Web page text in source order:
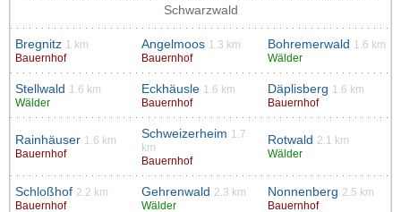
Schwarzwald
Bregnitz 1 km
Bauernhof
Angelmoos 1.3 km
Bauernhof
Bohremerwald 1.6 km
Wälder
Stellwald 1.6 km
Wälder
Eckhäusle 1.6 km
Bauernhof
Däplisberg 1.6 km
Bauernhof
Rainhäuser 1.6 km
Bauernhof
Schweizerheim 1.7
km
Bauernhof
Rotwald 2.1 km
Wälder
Schloßhof 2.2 km
Bauernhof
Gehrenwald 2.3 km
Wälder
Nonnenberg 2.5 km
Bauernhof